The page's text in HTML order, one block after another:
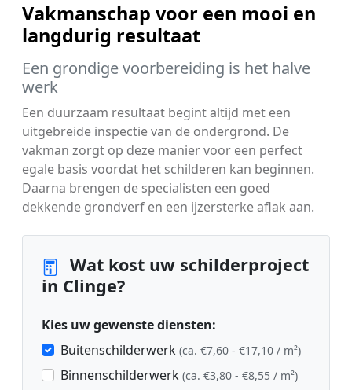
Vakmanschap voor een mooi en
langdurig resultaat
Een grondige voorbereiding is het halve
werk
Een duurzaam resultaat begint altijd met een
uitgebreide inspectie van de ondergrond. De
vakman zorgt op deze manier voor een perfect
egale basis voordat het schilderen kan beginnen.
Daarna brengen de specialisten een goed
dekkende grondverf en een ijzersterke aflak aan.
Wat kost uw schilderproject
in Clinge?
Kies uw gewenste diensten:
Buitenschilderwerk (ca. €7,60 - €17,10 / m²)
Binnenschilderwerk (ca. €3,80 - €8,55 / m²)